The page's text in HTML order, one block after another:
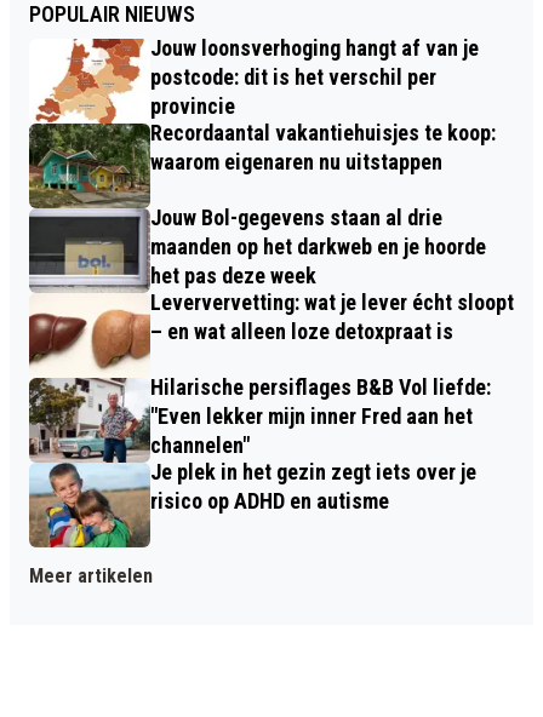
POPULAIR NIEUWS
Jouw loonsverhoging hangt af van je
postcode: dit is het verschil per
provincie
Recordaantal vakantiehuisjes te koop:
waarom eigenaren nu uitstappen
Jouw Bol-gegevens staan al drie
maanden op het darkweb en je hoorde
het pas deze week
Leververvetting: wat je lever écht sloopt
– en wat alleen loze detoxpraat is
Hilarische persiflages B&B Vol liefde:
"Even lekker mijn inner Fred aan het
channelen"
Je plek in het gezin zegt iets over je
risico op ADHD en autisme
Meer artikelen